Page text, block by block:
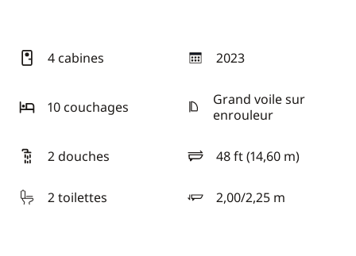
4 cabines 2023
année
10 couchages
Grand voile sur
enrouleur
2 douches 48 ft (14,60 m)
longueur
2 toilettes
2,00/2,25 m
tirant d'eau